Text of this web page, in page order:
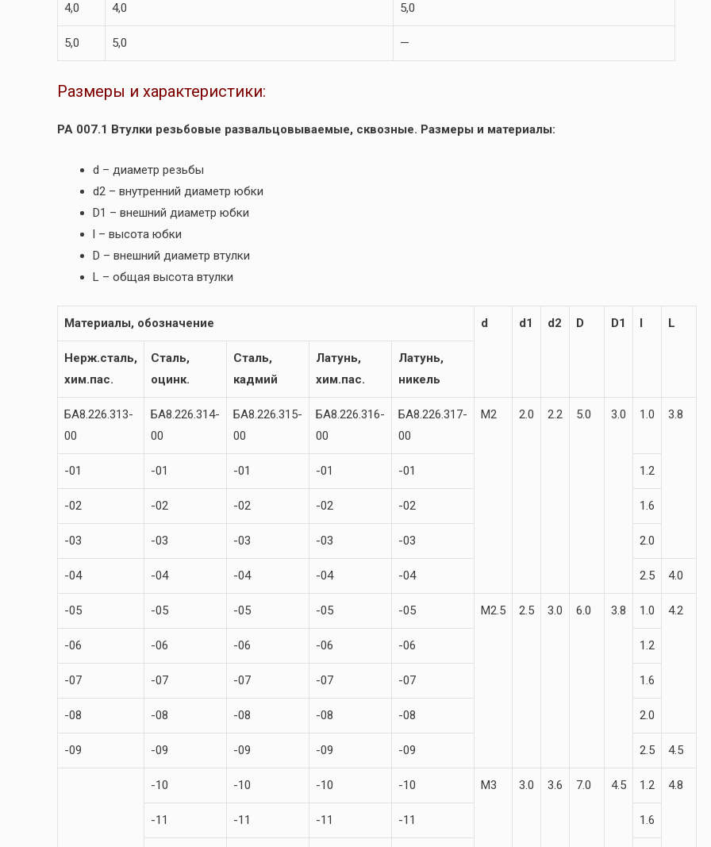
4,0 4,0 5,0
5,0 5,0 —
Размеры и характеристики:
РА 007.1 Втулки резьбовые развальцовываемые, сквозные. Размеры и материалы:
d – диаметр резьбы
d2 – внутренний диаметр юбки
D1 – внешний диаметр юбки
l – высота юбки
D – внешний диаметр втулки
L – общая высота втулки
Материалы, обозначение d d1 d2 D D1 l L
Нерж.сталь,
хим.пас.
Сталь,
оцинк.
Сталь,
кадмий
Латунь,
хим.пас.
Латунь,
никель
БА8.226.313-
00
БА8.226.314-
00
БА8.226.315-
00
БА8.226.316-
00
БА8.226.317-
00
М2 2.0 2.2 5.0 3.0 1.0 3.8
-01 -01 -01 -01 -01 1.2
-02 -02 -02 -02 -02 1.6
-03 -03 -03 -03 -03 2.0
-04 -04 -04 -04 -04 2.5 4.0
-05 -05 -05 -05 -05 М2.5 2.5 3.0 6.0 3.8 1.0 4.2
-06 -06 -06 -06 -06 1.2
-07 -07 -07 -07 -07 1.6
-08 -08 -08 -08 -08 2.0
-09 -09 -09 -09 -09 2.5 4.5
-10 -10 -10 -10 М3 3.0 3.6 7.0 4.5 1.2 4.8
-11 -11 -11 -11 1.6